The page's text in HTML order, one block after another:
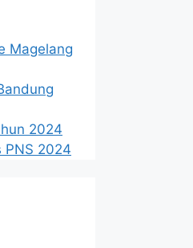
Magelang
2024
PNS 2024